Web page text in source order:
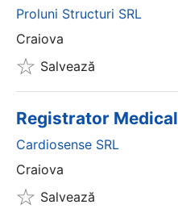
Proluni Structuri SRL
Craiova
Salvează
Registrator Medical
Cardiosense SRL
Craiova
Salvează